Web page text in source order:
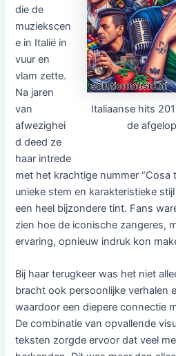
Italiaanse hits
de
die de
muziekscen
e in Italië in
vuur en
vlam zette.
Na jaren
van
afwezighei
d deed ze
haar intrede
met het krachtige nummer “Cosa
unieke stem en karakteristieke
een heel bijzondere tint. Fans
zien hoe de iconische zangeres,
ervaring, opnieuw indruk kon
Bij haar terugkeer was het niet
bracht ook persoonlijke verhalen
waardoor een diepere connectie
De combinatie van opvallende
teksten zorgde ervoor dat veel